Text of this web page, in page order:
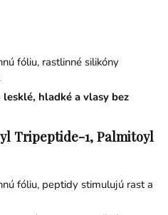
fóliu, rastlinné silikóny
lesklé, hladké a vlasy bez
Tripeptide-1, Palmitoyl
fóliu, peptidy stimulujú rast a